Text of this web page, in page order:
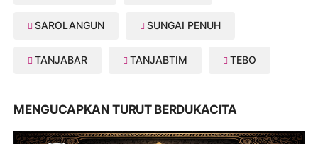
SAROLANGUN SUNGAI PENUH
TANJABAR TANJABTIM TEBO
MENGUCAPKAN TURUT BERDUKACITA